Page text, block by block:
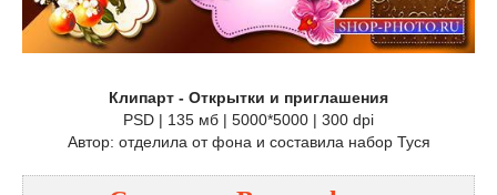
Клипарт - Открытки и приглашения
PSD | 135 мб | 5000*5000 | 300 dpi
Автор: отделила от фона и составила набор Туся